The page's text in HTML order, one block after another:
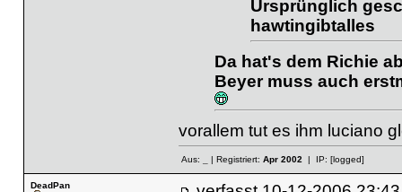
Ursprünglich
hawtingibtalles
Da hat's dem Richie
Beyer muss auch
vorallem tut es ihm luciano
Aus: | Registriert: Apr 2002 | IP: [logged]
DeadPan